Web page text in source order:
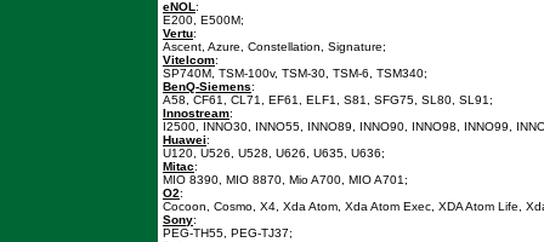
eNOL:
E200, E500M;
Vertu:
Ascent, Azure, Constellation, Signature;
Vitelcom:
SP740M, TSM-100v, TSM-30, TSM-6, TSM340;
BenQ-Siemens:
A58, CF61, CL71, EF61, ELF1, S81, SFG75, SL80, SL91;
Innostream:
I2500, INNO30, INNO55, INNO89, INNO90, INNO98, INNO99,
Huawei:
U120, U526, U528, U626, U635, U636;
Mitac:
MIO 8390, MIO 8870, Mio A700, MIO A701;
O2:
Cocoon, Cosmo, X4, Xda Atom, Xda Atom Exec, XDA Atom Life,
Sony:
PEG-TH55, PEG-TJ37;